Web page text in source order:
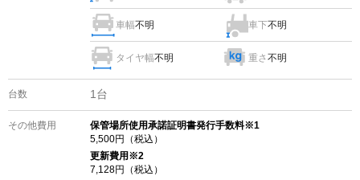
車幅不明 車下不明
タイヤ幅不明 重さ不明
台数 1 台
その他費用
保管場所使用承諾証明書発行手数料※1
5,500円（税込）
更新費用 ※2
7,128円（税込）